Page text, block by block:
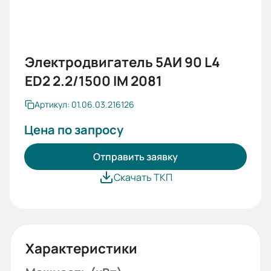
Электродвигатель 5АИ 90 L4
ED2 2.2/1500 IM 2081
Артикул: 01.06.03.216126
Цена по запросу
Отправить заявку
Скачать ТКП
Характеристики